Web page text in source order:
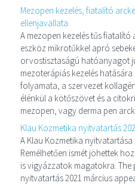
Mezopen kezelés, fiatalító
ellenjavallata
A mezopen kezelés tűs
eszköz mikrotűkkel apró
orvostisztaságú hatóanyagot
mezoterápiás kezelés
folyamata, a szervezet
élénkül a kötőszövet és a
mezopen, vagy derma pen
Klau Kozmetika nyitvatartás
A Klau Kozmetika
Remélhetően ismét jöhettek
is vigyázzatok magatokra. The
nyitvatartás 2021 március